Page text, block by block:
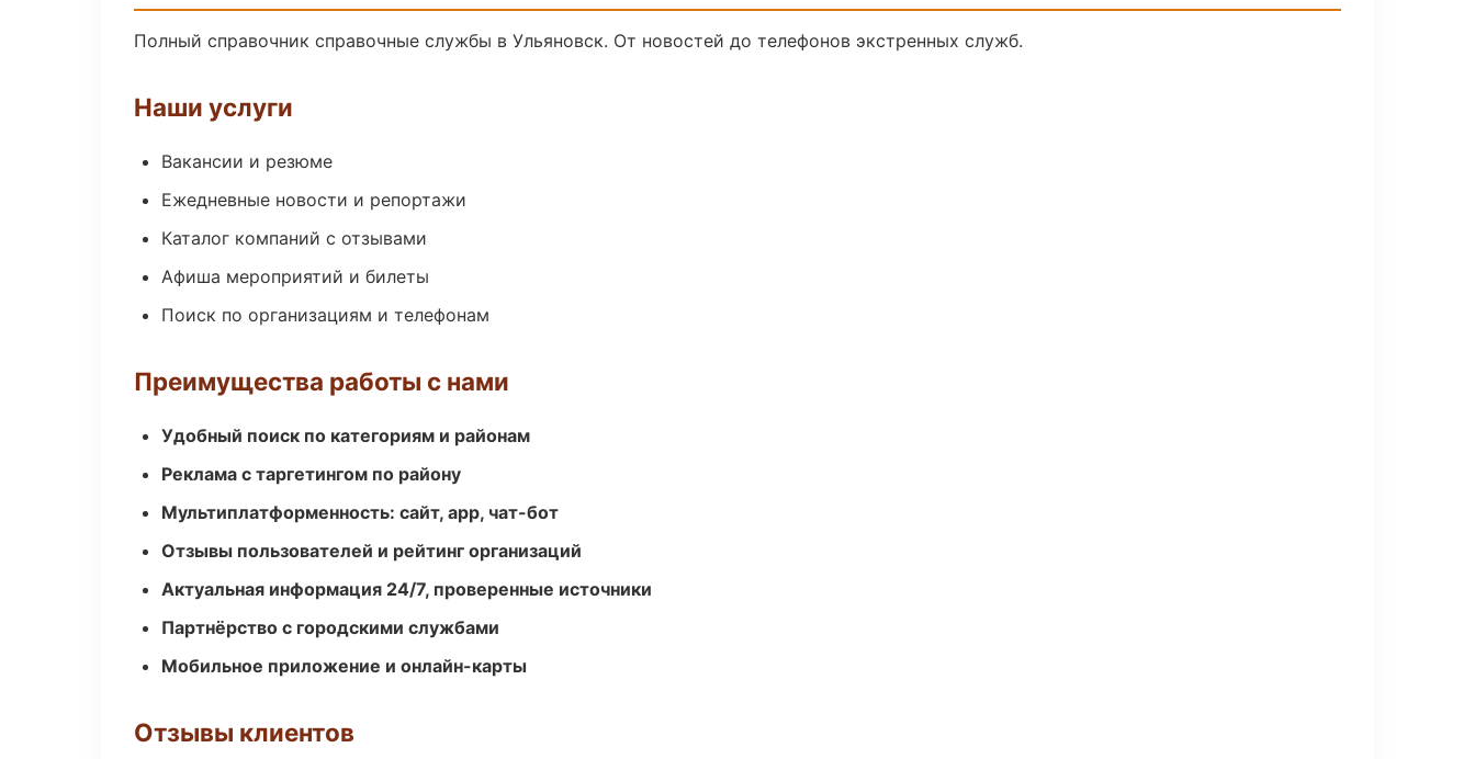
Полный справочник справочные службы в Ульяновск. От новостей до телефонов экстренных служб.
Наши услуги
Вакансии и резюме
Ежедневные новости и репортажи
Каталог компаний с отзывами
Афиша мероприятий и билеты
Поиск по организациям и телефонам
Преимущества работы с нами
Удобный поиск по категориям и районам
Реклама с таргетингом по району
Мультиплатформенность: сайт, app, чат-бот
Отзывы пользователей и рейтинг организаций
Актуальная информация 24/7, проверенные источники
Партнёрство с городскими службами
Мобильное приложение и онлайн-карты
Отзывы клиентов